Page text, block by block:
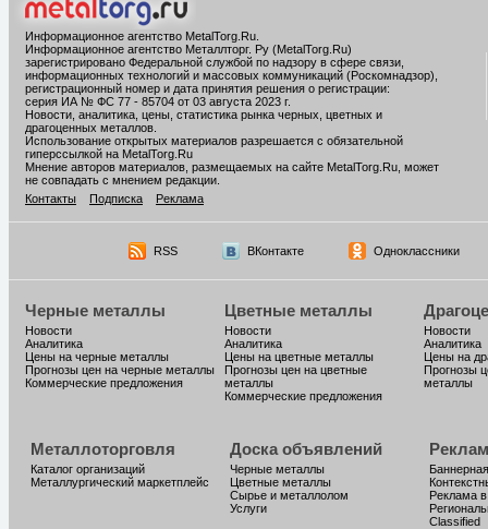
Информационное агентство MetalTorg.Ru
Информационное агентство Металлторг. Ру (MetalTorg.Ru)
зарегистрировано Федеральной службой по надзору в сфере связи,
информационных технологий и массовых коммуникаций (Роскомнадзор),
регистрационный номер и дата принятия решения о регистрации:
серия ИА № ФС 77 - 85704 от 03 августа 2023 г.
Новости, аналитика, цены, статистика рынка черных, цветных и
драгоценных металлов.
Использование открытых материалов разрешается с обязательной
гиперссылкой на MetalTorg.Ru
Мнение авторов материалов, размещаемых на сайте MetalTorg.Ru, может
не совпадать с мнением редакции.
Контакты
Подписка Реклама
RSS ВКонтакте Одноклассники
Черные металлы
Новости
Аналитика
Цены на черные металлы
Прогнозы цен на черные металлы
Коммерческие предложения
Цветные металлы
Новости
Аналитика
Цены на цветные металлы
Прогнозы цен на цветные
металлы
Коммерческие предложения
Новости
Аналитика
Цены на
Прогнозы
металлы
Металлоторговля
Каталог организаций
Металлургический маркетплейс
Доска объявлений
Черные металлы
Цветные металлы
Сырье и металлолом
Услуги
Реклама
Classified